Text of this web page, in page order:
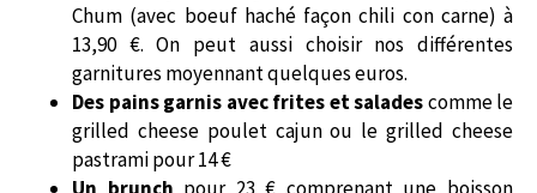
Chum (avec boeuf haché façon chili con carne) à
13,90 €. On peut aussi choisir nos différentes
garnitures moyennant quelques euros.
Des pains garnis avec frites et saladescomme le
grilled cheese poulet cajun ou le grilled cheese
pastrami pour 14 €